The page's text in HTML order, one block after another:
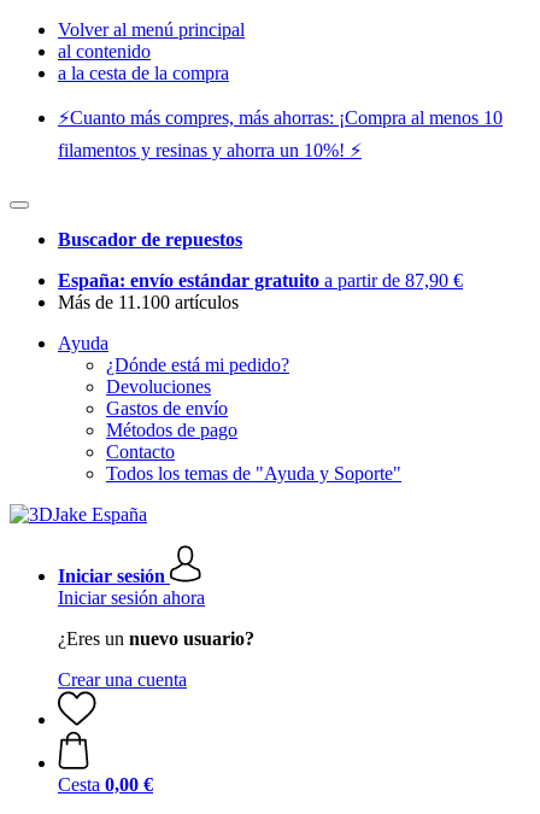
Volver al menú principal
al contenido
a la cesta de la compra
⚡️Cuanto más compres, más ahorras: ¡Compra al menos 10
filamentos y resinas y ahorra un 10%! ⚡️
Buscador de repuestos
España: envío estándar gratuito a partir de 87,90 €
Más de 11.100 artículos
Ayuda
¿Dónde está mi pedido?
Devoluciones
Gastos de envío
Métodos de pago
Contacto
Todos los temas de "Ayuda y Soporte"
Iniciar sesión
Iniciar sesión ahora
¿Eres un nuevo usuario?
Crear una cuenta
Cesta 0,00 €